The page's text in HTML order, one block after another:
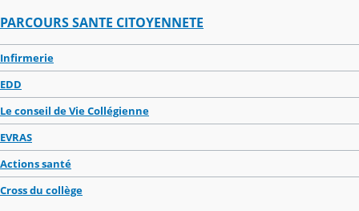
PARCOURS SANTE CITOYENNETE
Infirmerie
EDD
Le conseil de Vie Collégienne
EVRAS
Actions santé
Cross du collège